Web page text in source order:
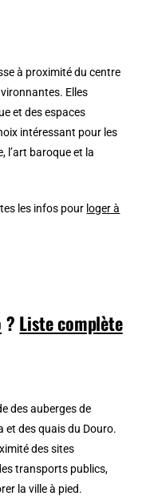
à proximité du centre
Elles
et des espaces
intéressant pour les
l’art baroque et la
les infos pour loger à
? Liste complète
des auberges de
et des quais du Douro.
des sites
transports publics,
la ville à pied.